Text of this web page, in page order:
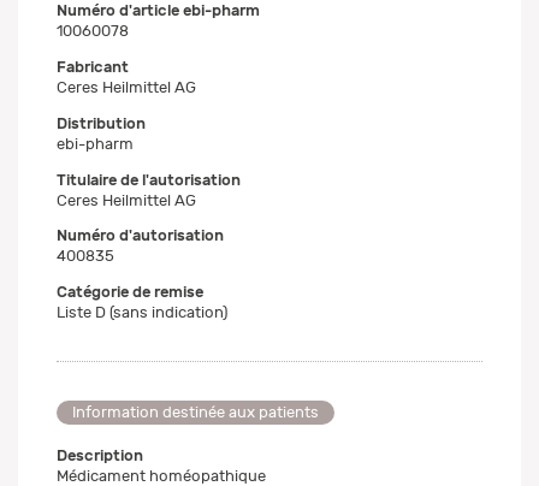
Numéro d'article ebi-pharm
10060078
Fabricant
Ceres Heilmittel AG
Distribution
ebi-pharm
Titulaire de l'autorisation
Ceres Heilmittel AG
Numéro d'autorisation
400835
Catégorie de remise
Liste D (sans indication)
Information destinée aux patients
Description
Médicament homéopathique